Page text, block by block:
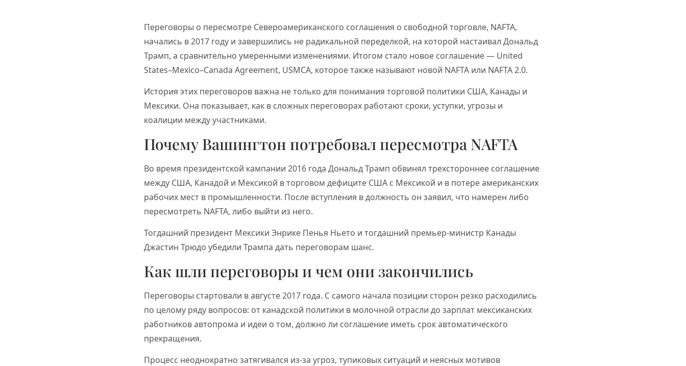
Переговоры о пересмотре Североамериканского соглашения о свободной торговле, NAFTA,
начались в 2017 году и завершились не радикальной переделкой, на которой настаивал Дональд
Трамп, а сравнительно умеренными изменениями. Итогом стало новое соглашение — United
States–Mexico–Canada Agreement, USMCA, которое также называют новой NAFTA или NAFTA 2.0.
История этих переговоров важна не только для понимания торговой политики США, Канады и
Мексики. Она показывает, как в сложных переговорах работают сроки, уступки, угрозы и
коалиции между участниками.
Почему Вашингтон потребовал пересмотра NAFTA
Во время президентской кампании 2016 года Дональд Трамп обвинял трехстороннее соглашение
между США, Канадой и Мексикой в торговом дефиците США с Мексикой и в потере американских
рабочих мест в промышленности. После вступления в должность он заявил, что намерен либо
пересмотреть NAFTA, либо выйти из него.
Тогдашний президент Мексики Энрике Пенья Ньето и тогдашний премьер-министр Канады
Джастин Трюдо убедили Трампа дать переговорам шанс.
Как шли переговоры и чем они закончились
Переговоры стартовали в августе 2017 года. С самого начала позиции сторон резко расходились
по целому ряду вопросов: от канадской политики в молочной отрасли до зарплат мексиканских
работников автопрома и идеи о том, должно ли соглашение иметь срок автоматического
прекращения.
Процесс неоднократно затягивался из-за угроз, тупиковых ситуаций и неясных мотивов